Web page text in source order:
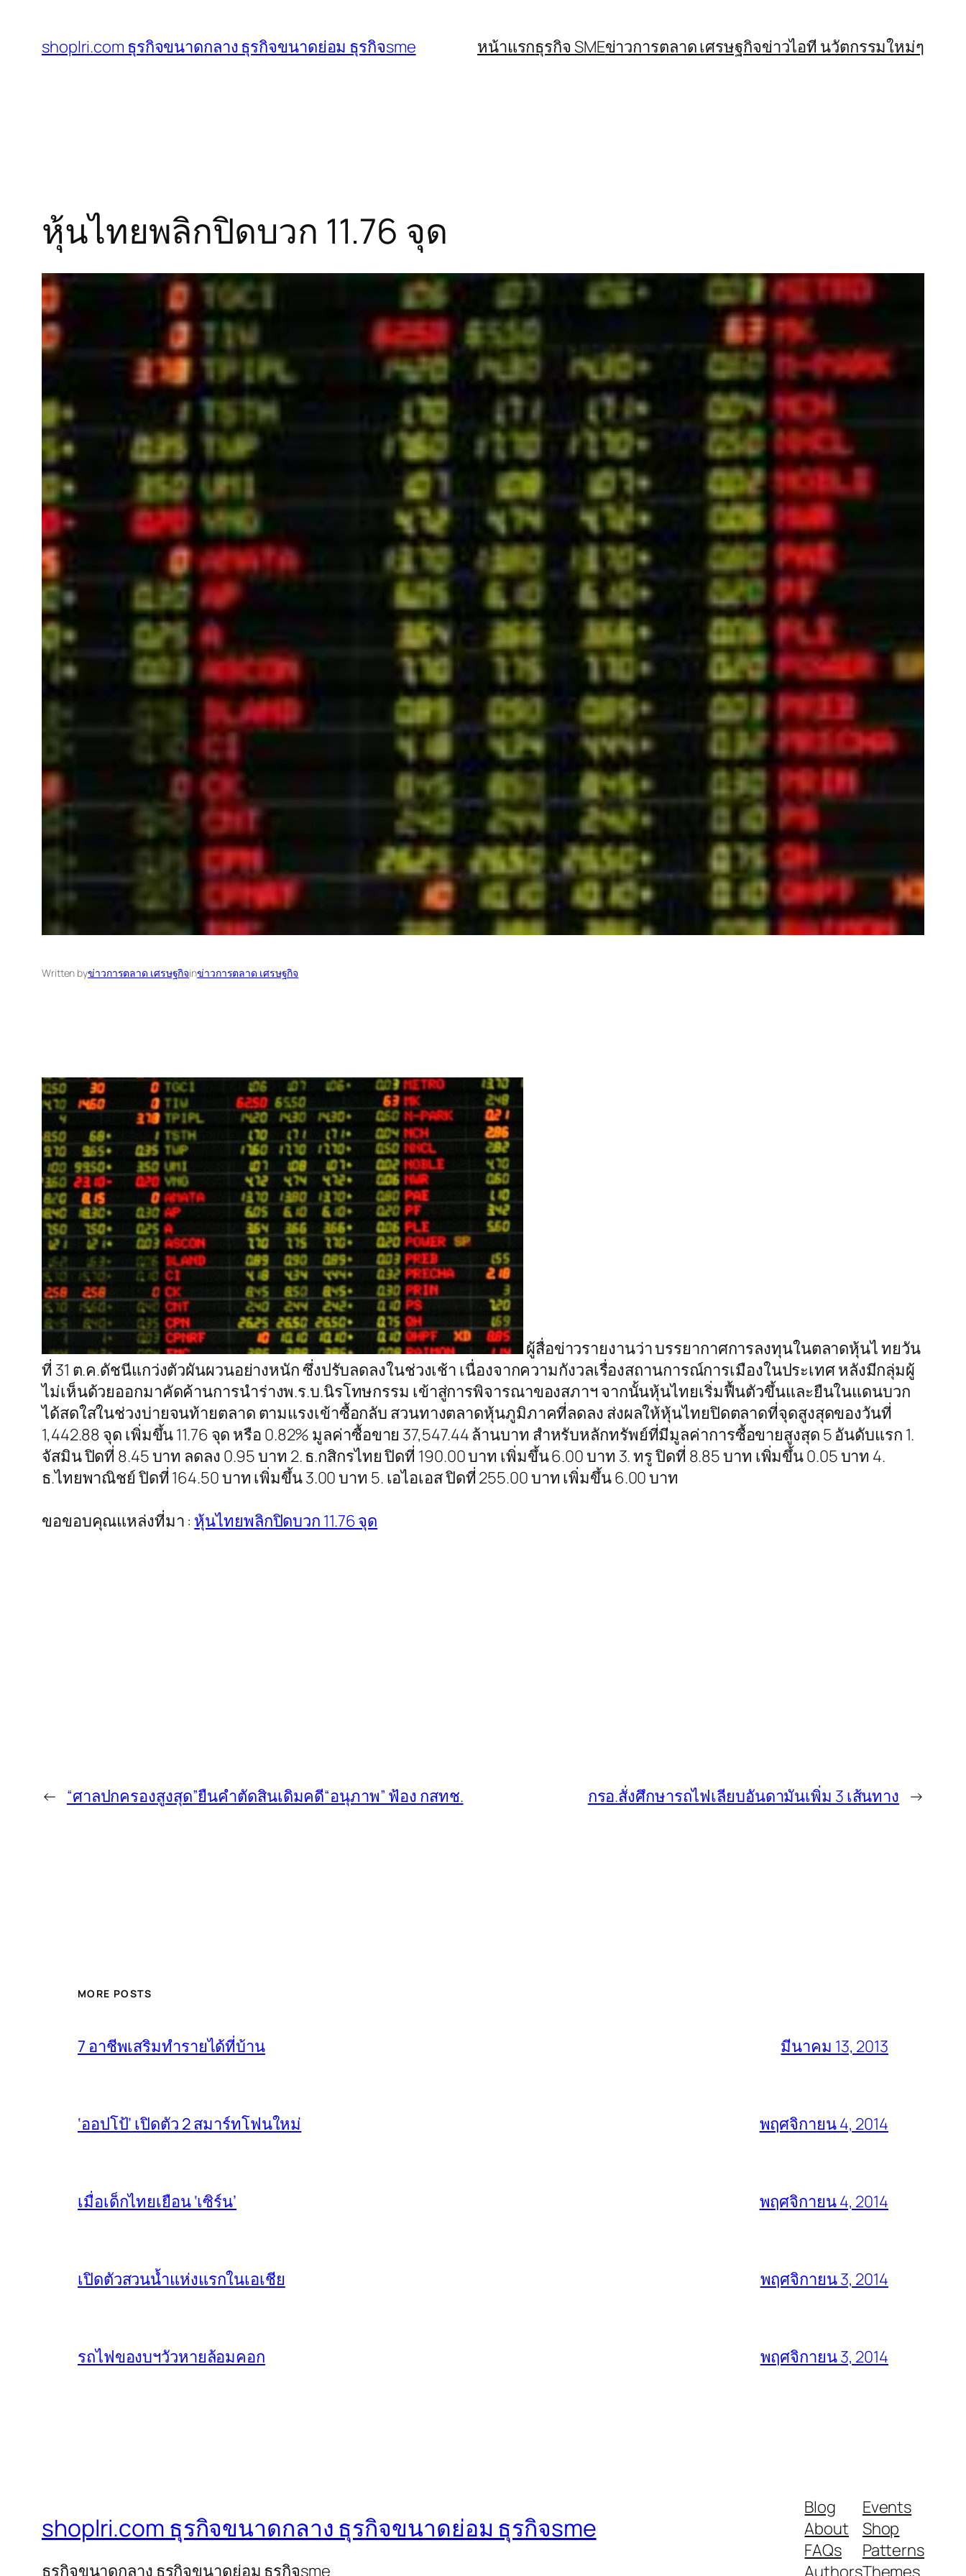
shoplri.com ธุรกิจขนาดกลาง ธุรกิจขนาดย่อม ธุรกิจsme หน้าแรกธุรกิจ SMEข่าวการตลาด เศรษฐกิจข่าวไอที นวัตกรรมใหม่ๆ
หุ้นไทยพลิกปิดบวก 11.76 จุด
Written byข่าวการตลาด เศรษฐกิจinข่าวการตลาด เศรษฐกิจ
ผู้สื่อข่าวรายงานว่า บรรยากาศการลงทุนในตลาดหุ้นไ ทยวัน
ที่ 31 ต.ค.ดัชนีแกว่งตัวผันผวนอย่างหนัก ซึ่งปรับลดลงในช่วงเช้า เนื่องจากความกังวลเรื่องสถานการณ์การเมืองในประเทศ หลังมีกลุ่มผู้
ไม่เห็นด้วยออกมาคัดค้านการนำร่างพ.ร.บ.นิรโทษกรรม เข้าสู่การพิจารณาของสภาฯ จากนั้นหุ้นไทยเริ่มฟื้นตัวขึ้นและยืนในแดนบวก
ได้สดใสในช่วงบ่ายจนท้ายตลาด ตามแรงเข้าซื้อกลับ สวนทางตลาดหุ้นภูมิภาคที่ลดลง ส่งผลให้หุ้นไทยปิดตลาดที่จุดสูงสุดของวันที่
1,442.88 จุด เพิ่มขึ้น 11.76 จุด หรือ 0.82% มูลค่าซื้อขาย 37,547.44 ล้านบาท สำหรับหลักทรัพย์ที่มีมูลค่าการซื้อขายสูงสุด 5 อันดับแรก 1.
จัสมิน ปิดที่ 8.45 บาท ลดลง 0.95 บาท 2. ธ.กสิกรไทย ปิดที่ 190.00 บาท เพิ่มขึ้น 6.00 บาท 3. ทรู ปิดที่ 8.85 บาท เพิ่มขึ้น 0.05 บาท 4.
ธ.ไทยพาณิชย์ ปิดที่ 164.50 บาท เพิ่มขึ้น 3.00 บาท 5. เอไอเอส ปิดที่ 255.00 บาท เพิ่มขึ้น 6.00 บาท
ขอขอบคุณแหล่งที่มา : หุ้นไทยพลิกปิดบวก 11.76 จุด
← “ศาลปกครองสูงสุด”ยืนคำตัดสินเดิมคดี“อนุภาพ” ฟ้อง กสทช. กรอ.สั่งศึกษารถไฟเลียบอันดามันเพิ่ม 3 เส้นทาง →
MORE POSTS
7 อาชีพเสริมทำรายได้ที่บ้าน มีนาคม 13, 2013
‘ออปโป้’ เปิดตัว 2 สมาร์ทโฟนใหม่ พฤศจิกายน 4, 2014
เมื่อเด็กไทยเยือน ‘เซิร์น’ พฤศจิกายน 4, 2014
เปิดตัวสวนน้ำแห่งแรกในเอเชีย พฤศจิกายน 3, 2014
รถไฟของบฯวัวหายล้อมคอก พฤศจิกายน 3, 2014
shoplri.com ธุรกิจขนาดกลาง ธุรกิจขนาดย่อม ธุรกิจsme
ธุรกิจขนาดกลาง ธุรกิจขนาดย่อม ธุรกิจsme
Blog
About
FAQs
Authors
Events
Shop
Patterns
Themes